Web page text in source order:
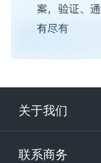
关于我们
联系商务